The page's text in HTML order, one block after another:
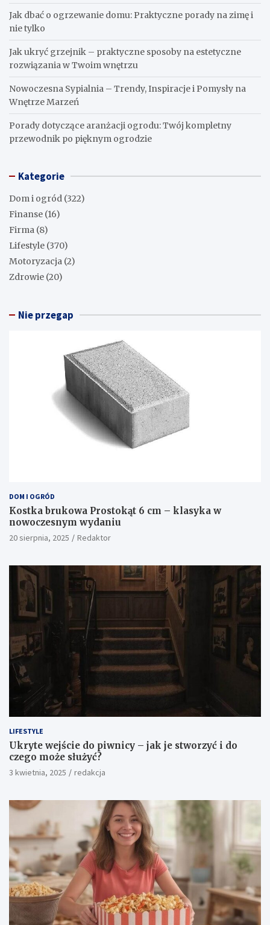
Jak dbać o ogrzewanie domu: Praktyczne porady na zimę i
nie tylko
Jak ukryć grzejnik – praktyczne sposoby na estetyczne
rozwiązania w Twoim wnętrzu
Nowoczesna Sypialnia – Trendy, Inspiracje i Pomysły na
Wnętrze Marzeń
Porady dotyczące aranżacji ogrodu: Twój kompletny
przewodnik po pięknym ogrodzie
Kategorie
Dom i ogród (322)
Finanse (16)
Firma (8)
Lifestyle (370)
Motoryzacja (2)
Zdrowie (20)
Nie przegap
DOM I OGRÓD
Kostka brukowa Prostokąt 6 cm – klasyka w
nowoczesnym wydaniu
20 sierpnia, 2025 Redaktor
LIFESTYLE
Ukryte wejście do piwnicy – jak je stworzyć i do
czego może służyć?
3 kwietnia, 2025 redakcja